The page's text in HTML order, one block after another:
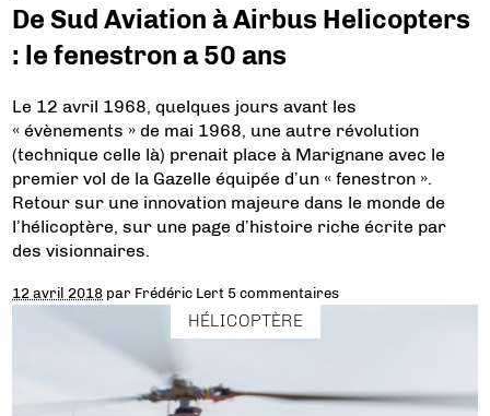
De Sud Aviation à Airbus Helicopters
: le fenestron a 50 ans
Le 12 avril 1968, quelques jours avant les
« évènements » de mai 1968, une autre révolution
(technique celle là) prenait place à Marignane avec le
premier vol de la Gazelle équipée d’un « fenestron ».
Retour sur une innovation majeure dans le monde de
l’hélicoptère, sur une page d’histoire riche écrite par
des visionnaires.
12 avril 2018 par Frédéric Lert 5 commentaires
HÉLICOPTÈRE